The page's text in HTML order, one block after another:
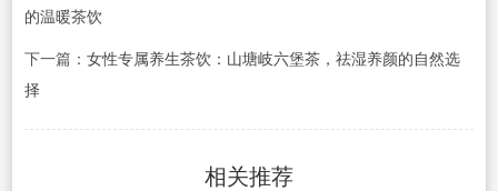
的温暖茶饮
下一篇： 女性专属养生茶饮：山塘岐六堡茶，祛湿养颜的自然选
择
相关推荐